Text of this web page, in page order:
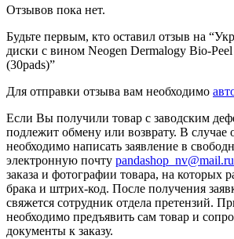
Отзывов пока нет.
Будьте первым, кто оставил отзыв на
диски с вином Neogen Dermalogy Bio-
(30pads)”
Для отправки отзыва вам необходимо
Если Вы получили товар с заводским
подлежит обмену или возврату. В случае
необходимо написать заявление в
электронную почту pandashop_nv@mail.ru
заказа и фотографии товара, на которых
брака и штрих-код. После получения
свяжется сотрудник отдела претензий.
необходимо предъявить сам товар и
документы к заказу.